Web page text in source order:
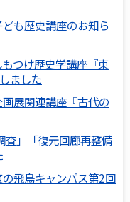
ども歴史講座のお知ら
もつけ歴史学講座『東
ました
画展関連講座『古代の
査」「復元回廊再整備
の飛鳥キャンパス第2回